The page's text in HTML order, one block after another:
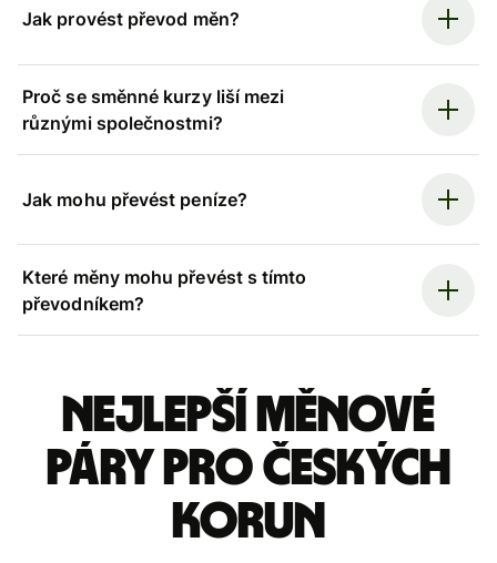
Jak provést převod měn?
Proč se směnné kurzy liší mezi
různými společnostmi?
Jak mohu převést peníze?
Které měny mohu převést s tímto
převodníkem?
Nejlepší měnové
páry pro českých
korun